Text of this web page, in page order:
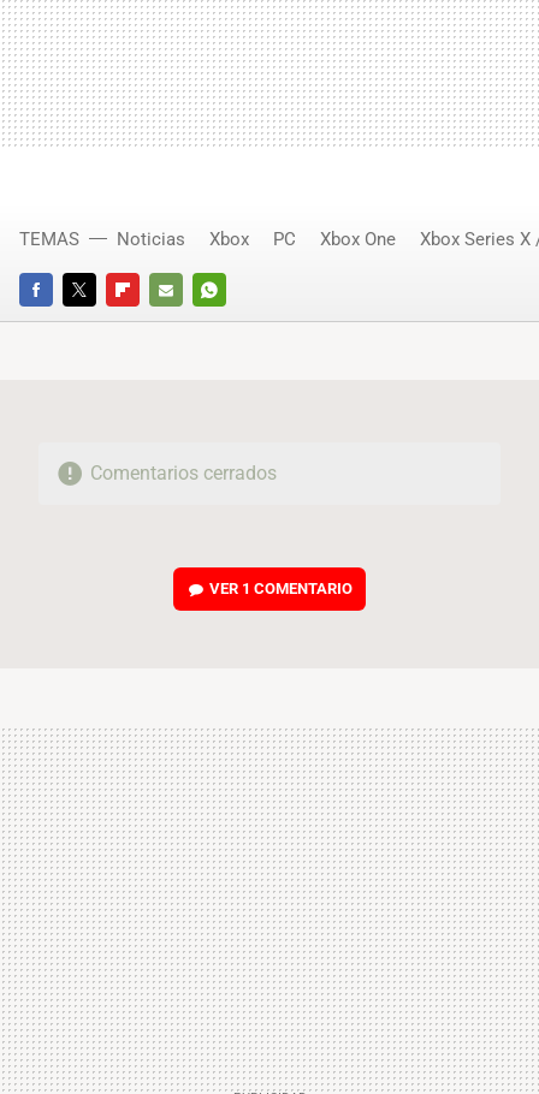
FACEBOOKTWITTERFLIPBOARD
E-
WHATSAPP
TEMAS Noticias Xbox PC Xbox One Xbox Series X
Comentarios cerrados
VER 1 COMENTARIO